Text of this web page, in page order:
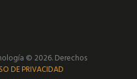
© 2026. Derechos
DE PRIVACIDAD